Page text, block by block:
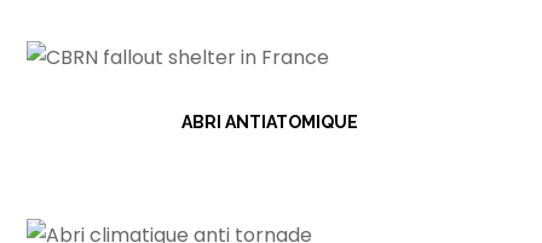
ABRI ANTIATOMIQUE